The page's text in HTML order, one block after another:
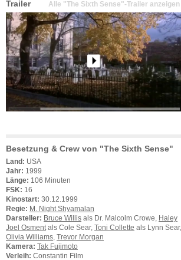
Trailer Alle "The Sixth Sense"-Trailer anzeigen
Besetzung & Crew von "The Sixth Sense"
Land: USA
Jahr: 1999
Länge: 106 Minuten
FSK: 16
Kinostart: 30.12.1999
Regie: M. Night Shyamalan
Darsteller: Bruce Willis als Dr. Malcolm Crowe,
Haley
Joel Osment als Cole Sear, Toni Collette als Lynn Sear,
Olivia Williams Trevor Morgan
Kamera: Tak Fujimoto
Verleih: Constantin Film